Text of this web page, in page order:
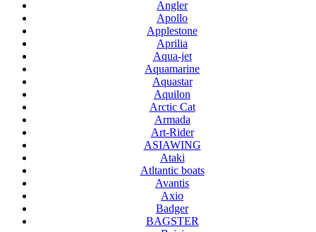
Angler
Apollo
Applestone
Aprilia
Aqua-jet
Aquamarine
Aquastar
Aquilon
Arctic Cat
Armada
Art-Rider
ASIAWING
Ataki
Atltantic boats
Avantis
Axio
Badger
BAGSTER